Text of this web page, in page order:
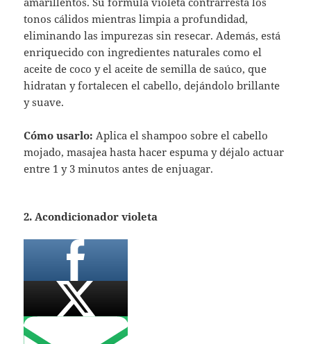
tonos cálidos mientras limpia a profundidad,
eliminando las impurezas sin resecar. Además, está
enriquecido con ingredientes naturales como el
aceite de coco y el aceite de semilla de saúco, que
hidratan y fortalecen el cabello, dejándolo brillante
y suave.
Cómo usarlo: Aplica el shampoo sobre el cabello
mojado, masajea hasta hacer espuma y déjalo actuar
entre 1 y 3 minutos antes de enjuagar.
2. Acondicionador violeta